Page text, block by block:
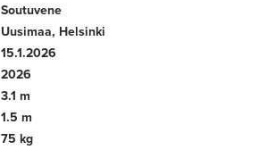
Soutuvene
Uusimaa, Helsinki
15.1.2026
2026
3.1 m
1.5 m
75 kg